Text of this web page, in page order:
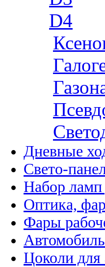
D4
Дневные
Свето-
Набор ламп
Оптика,
Фары
Цоколи